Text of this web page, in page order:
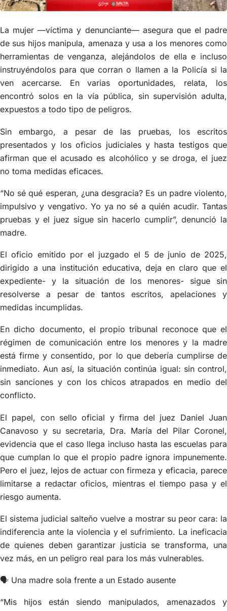
La mujer —víctima y denunciante— asegura que el padre
de sus hijos manipula, amenaza y usa a los menores como
herramientas de venganza, alejándolos de ella e incluso
instruyéndolos para que corran o llamen a la Policía si la
ven acercarse. En varias oportunidades, relata, los
encontró solos en la vía pública, sin supervisión adulta,
expuestos a todo tipo de peligros.
Sin embargo, a pesar de las pruebas, los escritos
presentados y los oficios judiciales y hasta testigos que
afirman que el acusado es alcohólico y se droga, el juez
no toma medidas eficaces.
“No sé qué esperan, ¿una desgracia? Es un padre violento,
impulsivo y vengativo. Yo ya no sé a quién acudir. Tantas
pruebas y el juez sigue sin hacerlo cumplir”, denunció la
madre.
El oficio emitido por el juzgado el 5 de junio de 2025,
dirigido a una institución educativa, deja en claro que el
expediente- y la situación de los menores- sigue sin
resolverse a pesar de tantos escritos, apelaciones y
medidas incumplidas.
En dicho documento, el propio tribunal reconoce que el
régimen de comunicación entre los menores y la madre
está firme y consentido, por lo que debería cumplirse de
inmediato. Aun así, la situación continúa igual: sin control,
sin sanciones y con los chicos atrapados en medio del
conflicto.
El papel, con sello oficial y firma del juez Daniel Juan
Canavoso y su secretaria, Dra. María del Pilar Coronel,
evidencia que el caso llega incluso hasta las escuelas para
que cumplan lo que el propio padre ignora impunemente.
Pero el juez, lejos de actuar con firmeza y eficacia, parece
limitarse a redactar oficios, mientras el tiempo pasa y el
riesgo aumenta.
El sistema judicial salteño vuelve a mostrar su peor cara: la
indiferencia ante la violencia y el sufrimiento. La ineficacia
de quienes deben garantizar justicia se transforma, una
vez más, en un peligro real para los más vulnerables.
🗣 Una madre sola frente a un Estado ausente
“Mis hijos están siendo manipulados, amenazados y